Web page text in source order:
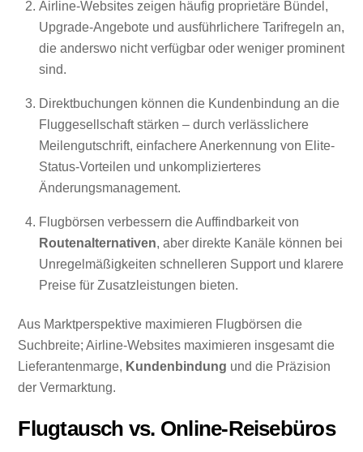
Airline-Websites zeigen häufig proprietäre Bündel,
Upgrade-Angebote und ausführlichere Tarifregeln an,
die anderswo nicht verfügbar oder weniger prominent
sind.
Direktbuchungen können die Kundenbindung an die
Fluggesellschaft stärken – durch verlässlichere
Meilengutschrift, einfachere Anerkennung von Elite-
Status-Vorteilen und unkomplizierteres
Änderungsmanagement.
Flugbörsen verbessern die Auffindbarkeit von
Routenalternativen, aber direkte Kanäle können bei
Unregelmäßigkeiten schnelleren Support und klarere
Preise für Zusatzleistungen bieten.
Aus Marktperspektive maximieren Flugbörsen die
Suchbreite; Airline-Websites maximieren insgesamt die
Lieferantenmarge, Kundenbindung und die Präzision
der Vermarktung.
Flugtausch vs. Online-Reisebüros